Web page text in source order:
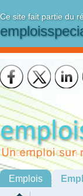
Ce site fait partie du
Emplois